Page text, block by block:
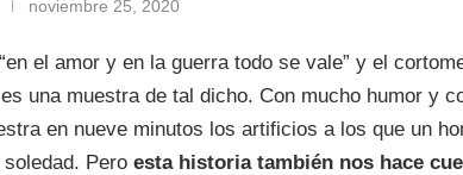
noviembre 25, 2020
el amor y en la guerra todo se vale” y el
es una muestra de tal dicho. Con mucho humor y
en nueve minutos los artificios a los que un
Pero esta historia también nos hace